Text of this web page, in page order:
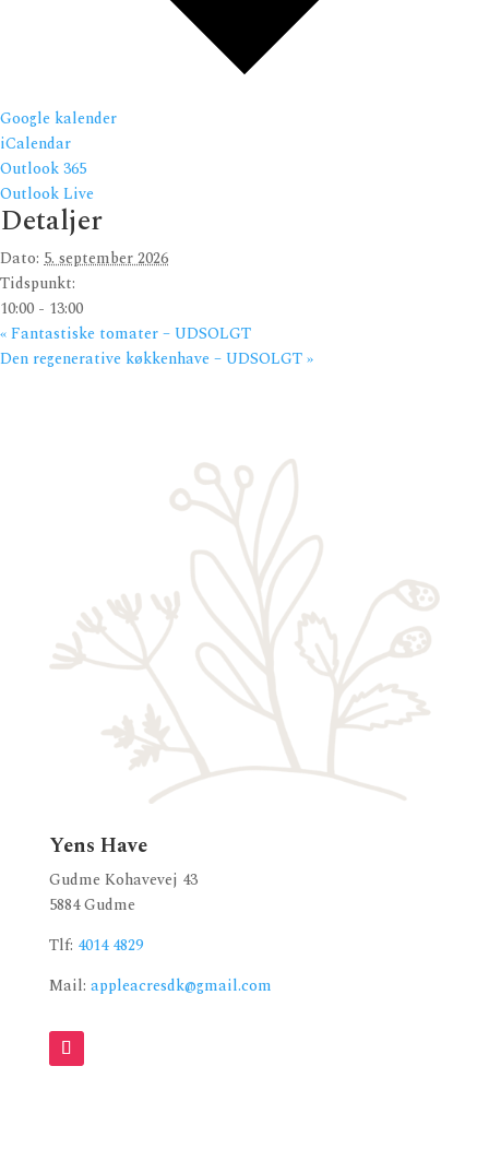
Google kalender
iCalendar
Outlook 365
Outlook Live
Detaljer
Dato: 5. september 2026
Tidspunkt:
10:00 - 13:00
«Fantastiske tomater – UDSOLGT
Den regenerative køkkenhave – UDSOLGT»
Yens Have
Gudme Kohavevej 43
5884 Gudme
Tlf: 4014 4829
Mail: appleacresdk@gmail.com